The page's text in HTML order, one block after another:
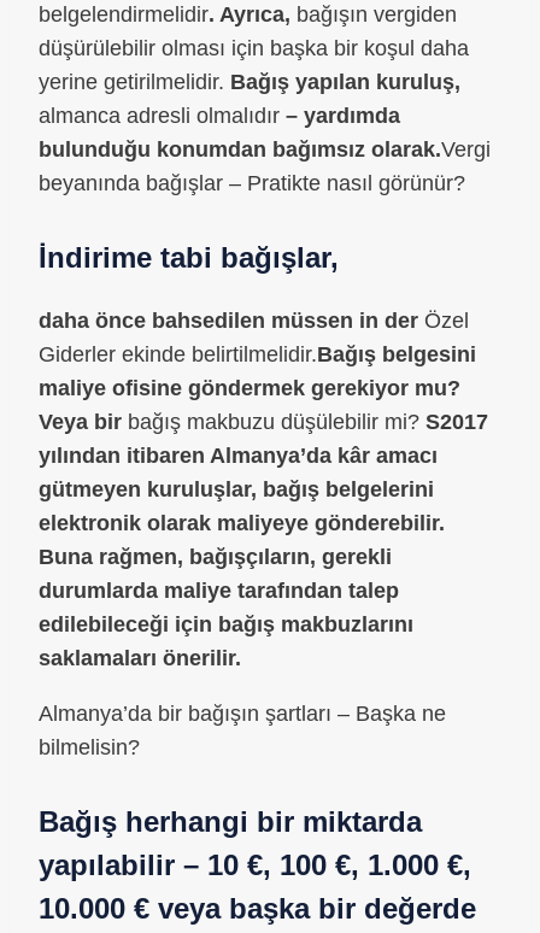
belgelendirmelidir. Ayrıca, bağışın vergiden
düşürülebilir olması için başka bir koşul daha
yerine getirilmelidir. Bağış yapılan kuruluş,
almanca adresli olmalıdır – yardımda
bulunduğu konumdan bağımsız olarak.Vergi
beyanında bağışlar – Pratikte nasıl görünür?
İndirime tabi bağışlar,
daha önce bahsedilen müssen in der Özel
Giderler ekinde belirtilmelidir.Bağış belgesini
maliye ofisine göndermek gerekiyor mu?
Veya bir bağış makbuzu düşülebilir mi? S2017
yılından itibaren Almanya’da kâr amacı
gütmeyen kuruluşlar, bağış belgelerini
elektronik olarak maliyeye gönderebilir.
Buna rağmen, bağışçıların, gerekli
durumlarda maliye tarafından talep
edilebileceği için bağış makbuzlarını
saklamaları önerilir.
Almanya’da bir bağışın şartları – Başka ne
bilmelisin?
Bağış herhangi bir miktarda
yapılabilir – 10 €, 100 €, 1.000 €,
10.000 € veya başka bir değerde